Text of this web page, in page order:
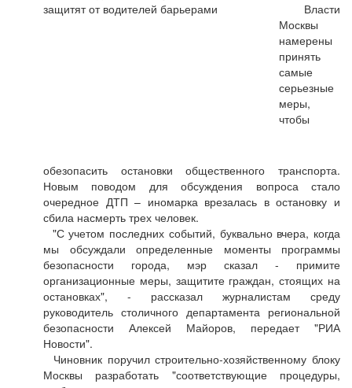
Власти
Москвы
намерены
принять
самые
серьезные
меры,
чтобы
обезопасить остановки общественного транспорта.
Новым поводом для обсуждения вопроса стало
очередное ДТП – иномарка врезалась в остановку и
сбила насмерть трех человек.
"С учетом последних событий, буквально вчера, когда
мы обсуждали определенные моменты программы
безопасности города, мэр сказал - примите
организационные меры, защитите граждан, стоящих на
остановках", - рассказал журналистам среду
руководитель столичного департамента региональной
безопасности Алексей Майоров, передает "РИА
Новости".
Чиновник поручил строительно-хозяйственному блоку
Москвы разработать "соответствующие процедуры,